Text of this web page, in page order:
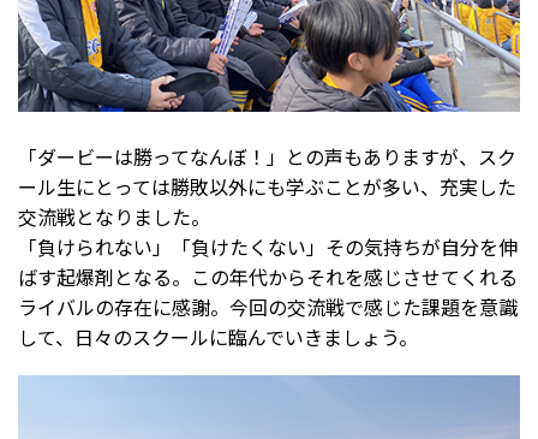
「ダービーは勝ってなんぼ！」との声もありますが、スク
ール生にとっては勝敗以外にも学ぶことが多い、充実した
交流戦となりました。
「負けられない」「負けたくない」その気持ちが自分を伸
ばす起爆剤となる。この年代からそれを感じさせてくれる
ライバルの存在に感謝。今回の交流戦で感じた課題を意識
して、日々のスクールに臨んでいきましょう。